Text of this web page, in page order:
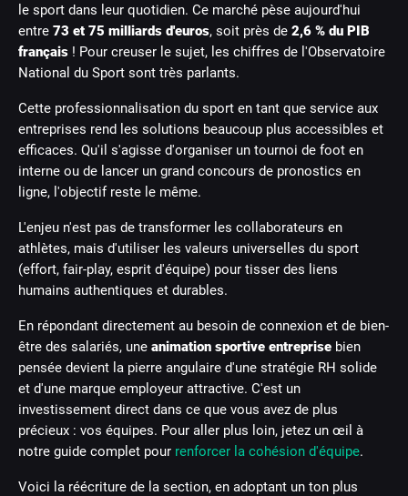
le sport dans leur quotidien. Ce marché pèse aujourd'hui
entre 73 et 75 milliards d'euros, soit près de 2,6 % du PIB
français ! Pour creuser le sujet, les chiffres de l'Observatoire
National du Sport sont très parlants.
Cette professionnalisation du sport en tant que service aux
entreprises rend les solutions beaucoup plus accessibles et
efficaces. Qu'il s'agisse d'organiser un tournoi de foot en
interne ou de lancer un grand concours de pronostics en
ligne, l'objectif reste le même.
L'enjeu n'est pas de transformer les collaborateurs en
athlètes, mais d'utiliser les valeurs universelles du sport
(effort, fair-play, esprit d'équipe) pour tisser des liens
humains authentiques et durables.
En répondant directement au besoin de connexion et de bien-
être des salariés, une animation sportive entreprise bien
pensée devient la pierre angulaire d'une stratégie RH solide
et d'une marque employeur attractive. C'est un
investissement direct dans ce que vous avez de plus
précieux : vos équipes. Pour aller plus loin, jetez un œil à
notre guide complet pour renforcer la cohésion d'équipe.
Voici la réécriture de la section, en adoptant un ton plus